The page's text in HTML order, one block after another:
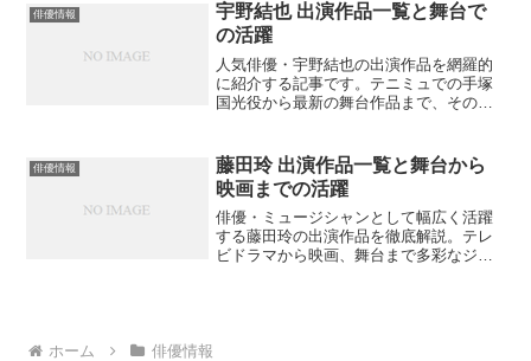
俳優情報
宇野結也 出演作品一覧と舞台で
の活躍
人気俳優・宇野結也の出演作品を網羅的
に紹介する記事です。テニミュでの手塚
国光役から最新の舞台作品まで、その演
俳優情報
藤田玲 出演作品一覧と舞台から
映画までの活躍
俳優・ミュージシャンとして幅広く活躍
する藤田玲の出演作品を徹底解説。テレ
ビドラマから映画、舞台まで多彩なジャ
ホーム 俳優情報